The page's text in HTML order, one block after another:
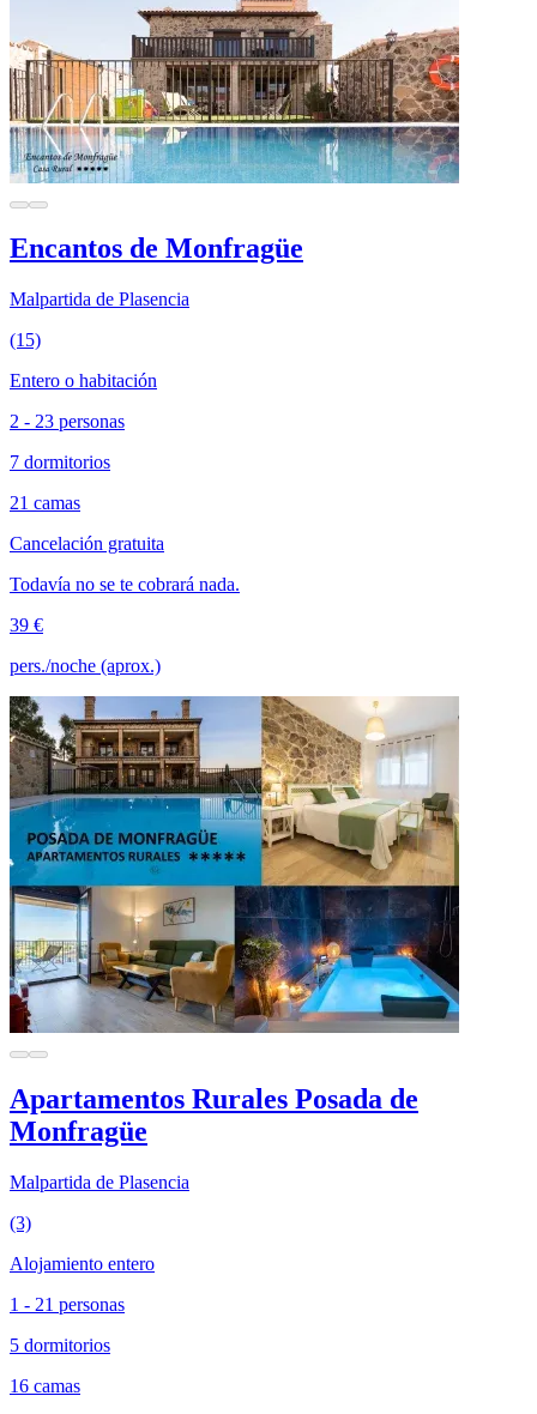
Encantos de Monfragüe
Malpartida de Plasencia
(15)
Entero o habitación
2 - 23 personas
7 dormitorios
21 camas
Cancelación gratuita
Todavía no se te cobrará nada.
39 €
pers./noche (aprox.)
Apartamentos Rurales Posada de
Monfragüe
Malpartida de Plasencia
(3)
Alojamiento entero
1 - 21 personas
5 dormitorios
16 camas